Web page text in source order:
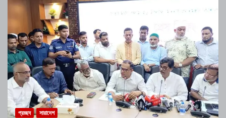
প্রচ্ছদ সারাদেশ